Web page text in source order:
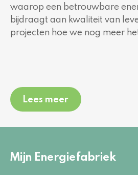
waarop een betrouwbare
bijdraagt aan kwaliteit van
projecten hoe we nog meer
Lees meer
Mijn Energiefabriek